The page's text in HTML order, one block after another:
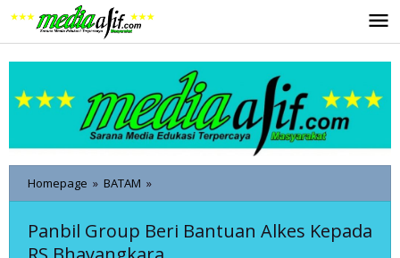
ke
konten
Homepage » BATAM »
Group
Bantuan
Alkes
Panbil Group Beri Bantuan Alkes Kepada